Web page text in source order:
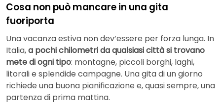
Cosa non può mancare in una gita
fuoriporta
Una vacanza estiva non dev’essere per forza lunga. In
Italia,a pochi chilometri da qualsiasi città si trovano
mete di ogni tipo: montagne, piccoli borghi, laghi,
litorali e splendide campagne. Una gita di un giorno
richiede una buona pianificazione e, quasi sempre, una
partenza di prima mattina.